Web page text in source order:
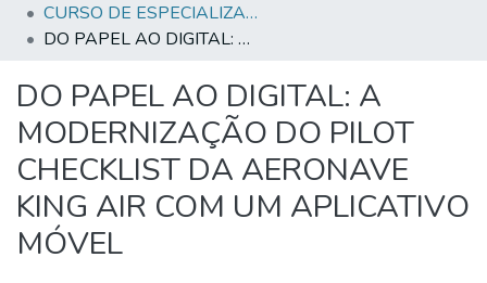
All of DSpace
CURSO DE ESPECIALIZAÇÃO EM GERENCIAMENTO EM SEGURANÇA PÚBLICA - CEGESP - 2025
DO PAPEL AO DIGITAL: A MODERNIZAÇÃO DO PILOT CHECKLIST DA AERONAVE KING AIR COM UM APLICATIVO MÓVEL
DO PAPEL AO DIGITAL: A
MODERNIZAÇÃO DO PILOT
CHECKLIST DA AERONAVE
KING AIR COM UM APLICATIVO
MÓVEL